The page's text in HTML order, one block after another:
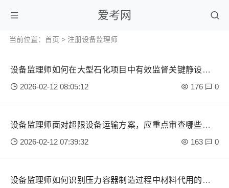
爱考网
当前位置： 首页 > 注册设备监理师
设备监理师如何在大型石化项目中有效监督关键静设备制
造质量？
2026-02-12 08:05:12 176 0
设备监理师面对超限设备运输方案，应重点审查哪些安全
控制点？
2026-02-12 07:39:32 163 0
设备监理师如何识别压力容器制造过程中材料代用的合规